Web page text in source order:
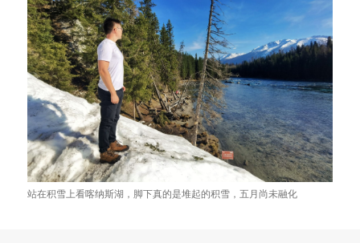
站在积雪上看喀纳斯湖，脚下真的是堆起的积雪，五月尚未融化